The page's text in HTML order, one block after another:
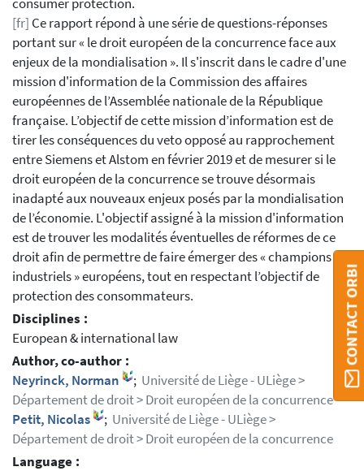
consumer protection.
[fr] Ce rapport répond à une série de questions-réponses
portant sur « le droit européen de la concurrence face aux
enjeux de la mondialisation ». Il s'inscrit dans le cadre d'une
mission d'information de la Commission des affaires
européennes de l’Assemblée nationale de la République
française. L’objectif de cette mission d’information est de
tirer les conséquences du veto opposé au rapprochement
entre Siemens et Alstom en février 2019 et de mesurer si le
droit européen de la concurrence se trouve désormais
inadapté aux nouveaux enjeux posés par la mondialisation
de l’économie. L'objectif assigné à la mission d'information
est de trouver les modalités éventuelles de réformes de ce
droit afin de permettre de faire émerger des « champions
industriels » européens, tout en respectant l’objectif de
protection des consommateurs.
Disciplines :
European & international law
Author, co-author :
Neyrinck, Norman
; Université de Liège - ULiège >
Département de droit > Droit européen de la concurrence
Petit, Nicolas
; Université de Liège - ULiège >
Département de droit > Droit européen de la concurrence
Language :
CONTACT ORBI